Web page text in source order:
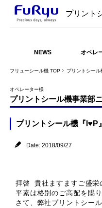
プリント
NEWS オペレ
フリューシール機 TOP プリントシール
オペレーター様
プリントシール機事業部
プリントシール機『I♥P
Date: 2018/09/27
拝啓 貴社ますますご盛栄
平素は格別のご高配を賜
さて、弊社プリントシー